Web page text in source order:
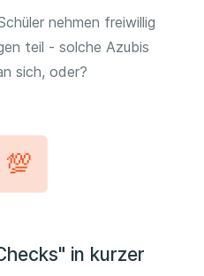
nehmen freiwillig
teil - solche Azubis
sich, oder?
in kurzer